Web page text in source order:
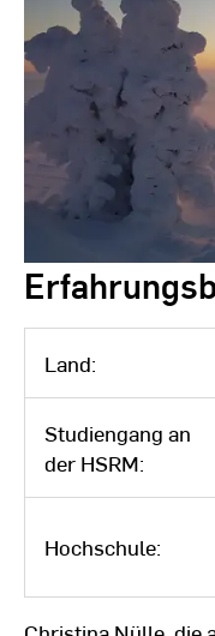
Land:
Studiengang an
der HSRM:
Hochschule: